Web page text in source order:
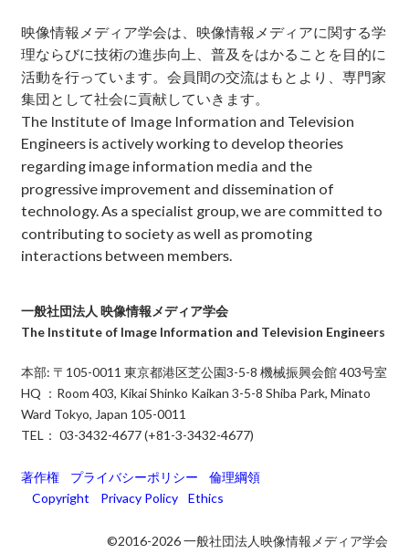
映像情報メディア学会は、映像情報メディアに関する学
理ならびに技術の進歩向上、普及をはかることを目的に
活動を行っています。会員間の交流はもとより、専門家
集団として社会に貢献していきます。
The Institute of Image Information and Television
Engineers is actively working to develop theories
regarding image information media and the
progressive improvement and dissemination of
technology. As a specialist group, we are committed to
contributing to society as well as promoting
interactions between members.
一般社団法人 映像情報メディア学会
The Institute of Image Information and Television Engineers
本部: 〒105-0011 東京都港区芝公園3-5-8 機械振興会館 403号室
HQ ：Room 403, Kikai Shinko Kaikan 3-5-8 Shiba Park, Minato
Ward Tokyo, Japan 105-0011
TEL： 03-3432-4677 (+81-3-3432-4677)
著作権 プライバシーポリシー
倫理綱領
Copyright
Privacy Policy Ethics
©2016-2026 一般社団法人映像情報メディア学会